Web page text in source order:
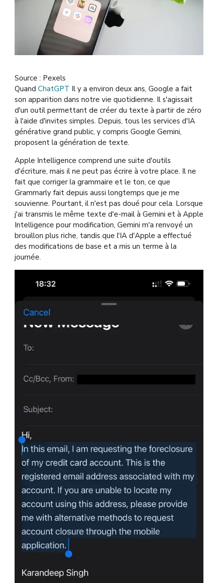
Source : Pexels
Quand ChatGPT Il y a environ deux ans, Google a fait
son apparition dans notre vie quotidienne. Il s'agissait
d'un outil permettant de créer du texte à partir de zéro
à l'aide d'invites simples. Depuis, tous les services d'IA
générative grand public, y compris Google Gemini,
proposent la génération de texte.
Apple Intelligence comprend une suite d'outils
d'écriture, mais il ne peut pas écrire à votre place. Il ne
fait que corriger la grammaire et le ton, ce que
Grammarly fait depuis aussi longtemps que je me
souvienne. Pourtant, il n'est pas doué pour cela. Lorsque
j'ai transmis le même texte d'e-mail à Gemini et à Apple
Intelligence pour modification, Gemini m'a renvoyé un
brouillon plus riche, tandis que l'IA d'Apple a effectué
des modifications de base et a mis un terme à la
journée.